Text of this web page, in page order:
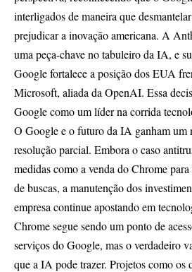
interligados de maneira que
prejudicar a inovação americana. A
uma peça-chave no tabuleiro da IA, e
Google fortalece a posição dos EUA
Microsoft, aliada da OpenAI. Essa
Google como um líder na corrida
O Google e o futuro da IA ganham um
resolução parcial. Embora o caso
medidas como a venda do Chrome
de buscas, a manutenção dos
empresa continue apostando em
Chrome segue sendo um ponto de
serviços do Google, mas o verdadeiro
que a IA pode trazer. Projetos como os